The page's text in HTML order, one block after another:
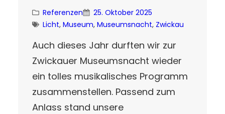
Referenzen
25. Oktober 2025
Licht, Museum, Museumsnacht, Zwickau
Auch dieses Jahr durften wir zur
Zwickauer Museumsnacht wieder
ein tolles musikalisches Programm
zusammenstellen. Passend zum
Anlass stand unsere